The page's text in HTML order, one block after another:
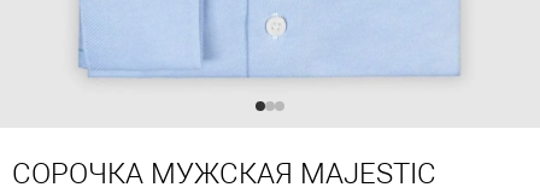
СОРОЧКА МУЖСКАЯ MAJESTIC